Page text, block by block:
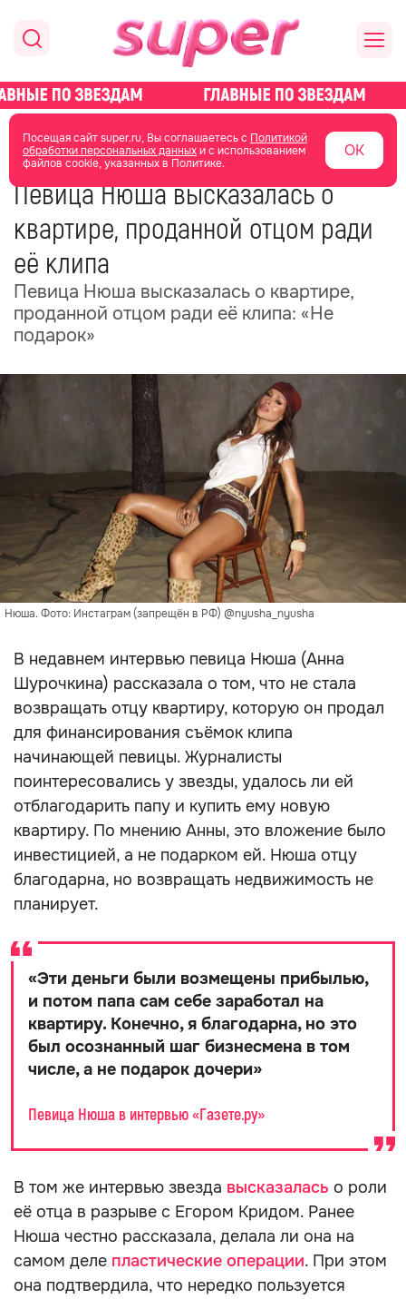
Посещая сайт super.ru, Вы соглашаетесь с Политикой
обработки персональных данныхи с использованием
файлов cookie, указанных в Политике.
ОК
главная новости о звездах новости
28 апреля 2025 18:38
Певица Нюша высказалась о
квартире, проданной отцом ради
её клипа
Певица Нюша высказалась о квартире,
проданной отцом ради её клипа: «Не
подарок»
Нюша. Фото: Инстаграм (запрещён в РФ) @nyusha_nyusha
В недавнем интервью певица Нюша (Анна
Шурочкина) рассказала о том, что не стала
возвращать отцу квартиру, которую он продал
для финансирования съёмок клипа
начинающей певицы. Журналисты
поинтересовались у звезды, удалось ли ей
отблагодарить папу и купить ему новую
квартиру. По мнению Анны, это вложение было
инвестицией, а не подарком ей. Нюша отцу
благодарна, но возвращать недвижимость не
планирует.
«Эти деньги были возмещены прибылью,
и потом папа сам себе заработал на
квартиру. Конечно, я благодарна, но это
был осознанный шаг бизнесмена в том
числе, а не подарок дочери»
Певица Нюша в интервью «Газете.ру»
В том же интервью звезда высказалась о роли
её отца в разрыве с Егором Кридом. Ранее
Нюша честно рассказала, делала ли она на
самом деле пластические операции. При этом
она подтвердила, что нередко пользуется